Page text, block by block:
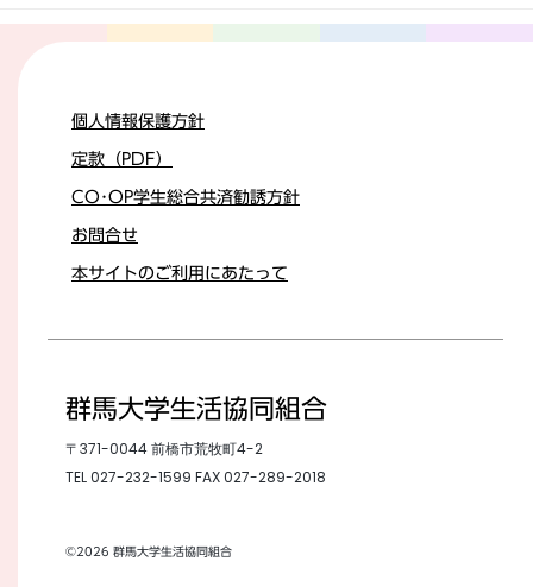
個人情報保護方針
定款（PDF）
CO･OP学生総合共済勧誘方針
お問合せ
本サイトのご利用にあたって
群馬大学生活協同組合
〒371-0044 前橋市荒牧町4-2
TEL027-232-1599 FAX 027-289-2018
©2026 群馬大学生活協同組合